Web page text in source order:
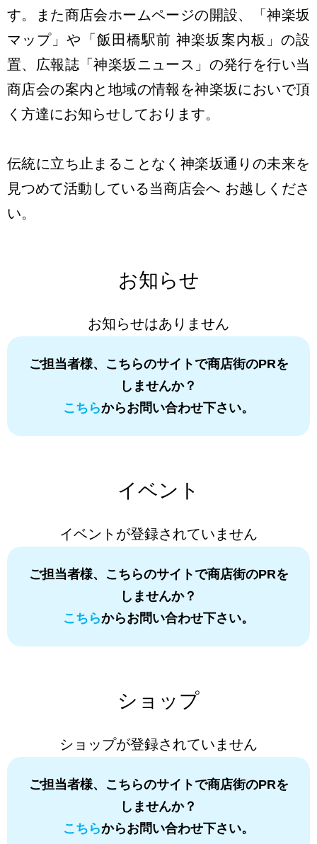
す。また商店会ホームページの開設、「神楽坂
マップ」や「飯田橋駅前 神楽坂案内板」の設
置、広報誌「神楽坂ニュース」の発行を行い当
商店会の案内と地域の情報を神楽坂においで頂
く方達にお知らせしております。
伝統に立ち止まることなく神楽坂通りの未来を
見つめて活動している当商店会へ お越しくださ
い。
お知らせ
お知らせはありません
ご担当者様、こちらのサイトで商店街のPRを
しませんか？
こちらからお問い合わせ下さい。
イベント
イベントが登録されていません
ご担当者様、こちらのサイトで商店街のPRを
しませんか？
こちらからお問い合わせ下さい。
ショップ
ショップが登録されていません
ご担当者様、こちらのサイトで商店街のPRを
しませんか？
こちらからお問い合わせ下さい。